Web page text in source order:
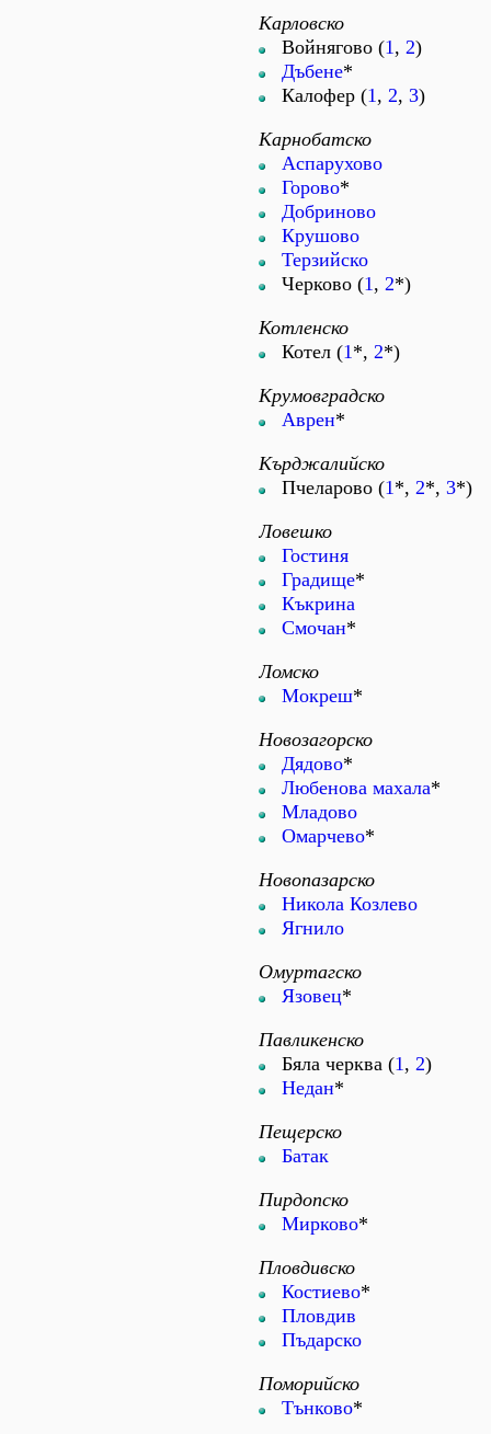
Карловско
Войнягово (1, 2)
Дъбене*
Калофер (1, 2, 3)
Карнобатско
Аспарухово
Горово*
Добриново
Крушово
Терзийско
Черково (1, 2*)
Котленско
Котел (1*, 2*)
Крумовградско
Аврен*
Кърджалийско
Пчеларово (1*, 2*, 3*)
Ловешко
Гостиня
Градище*
Къкрина
Смочан*
Ломско
Мокреш*
Новозагорско
Дядово*
Любенова махала*
Младово
Омарчево*
Новопазарско
Никола Козлево
Ягнило
Омуртагско
Язовец*
Павликенско
Бяла черква (1, 2)
Недан*
Пещерско
Батак
Пирдопско
Мирково*
Пловдивско
Костиево*
Пловдив
Пъдарско
Поморийско
Тънково*